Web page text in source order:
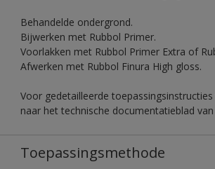
Behandelde ondergrond.
Bijwerken met Rubbol Primer.
Voorlakken met Rubbol Primer Extra of
Afwerken met Rubbol Finura High gloss.
Voor gedetailleerde
naar het technische documentatieblad
Toepassingsmethode